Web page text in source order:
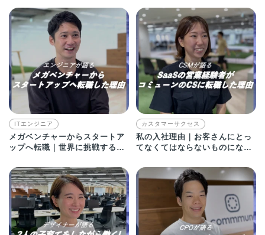
ITエンジニア
メガベンチャーからスタートア
ップへ転職｜世界に挑戦するプ
カスタマーサクセス
私の入社理由｜お客さんにとっ
てなくてはならないものになる